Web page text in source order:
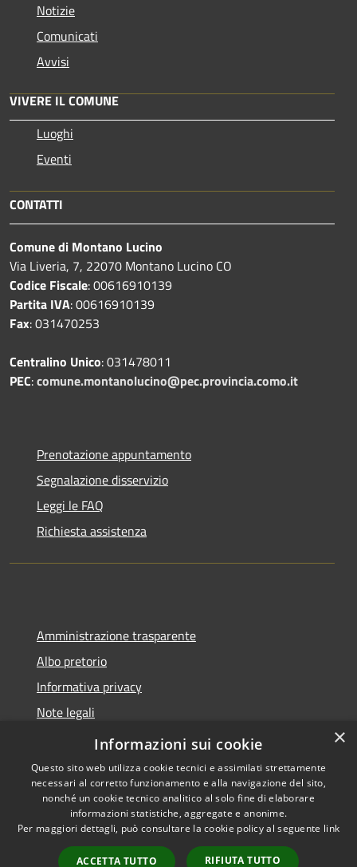
Notizie
Comunicati
Avvisi
VIVERE IL COMUNE
Luoghi
Eventi
CONTATTI
Comune di Montano Lucino
Via Liveria, 7, 22070 Montano Lucino CO
Codice Fiscale: 00616910139
Partita IVA: 00616910139
Fax: 031470253
Centralino Unico: 031478011
PEC:comune.montanolucino@pec.provincia.como.it
Prenotazione appuntamento
Segnalazione disservizio
Leggi le FAQ
Richiesta assistenza
Amministrazione trasparente
Albo pretorio
Informativa privacy
Note legali
Dichiarazione di accessibilità
Accessibilità
Copyright © 2026 • Comune di
Montano Lucino • Powered by
Municipium• Accesso
×
Informazioni sui cookie
Questo sito web utilizza cookie tecnici e assimilati strettamente
necessari al corretto funzionamento e alla navigazione del sito,
nonché un cookie tecnico analitico al solo fine di elaborare
informazioni statistiche, aggregate e anonime.
Per maggiori dettagli, può consultare la cookie policy al seguente link
ACCETTA TUTTO RIFIUTA TUTTO